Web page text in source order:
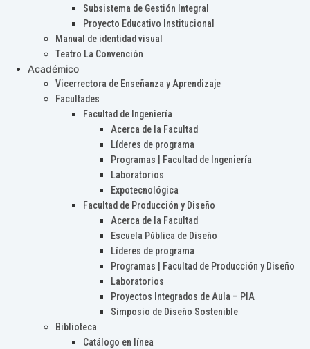
Subsistema de Gestión Integral
Proyecto Educativo Institucional
Manual de identidad visual
Teatro La Convención
Académico
Vicerrectora de Enseñanza y Aprendizaje
Facultades
Facultad de Ingeniería
Acerca de la Facultad
Líderes de programa
Programas | Facultad de Ingeniería
Laboratorios
Expotecnológica
Facultad de Producción y Diseño
Acerca de la Facultad
Escuela Pública de Diseño
Líderes de programa
Programas | Facultad de Producción y Diseño
Laboratorios
Proyectos Integrados de Aula – PIA
Simposio de Diseño Sostenible
Biblioteca
Catálogo en línea